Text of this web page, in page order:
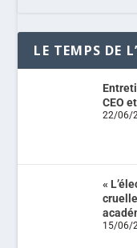
LE TEMPS DE
CEO
22/06/
«
15/06/